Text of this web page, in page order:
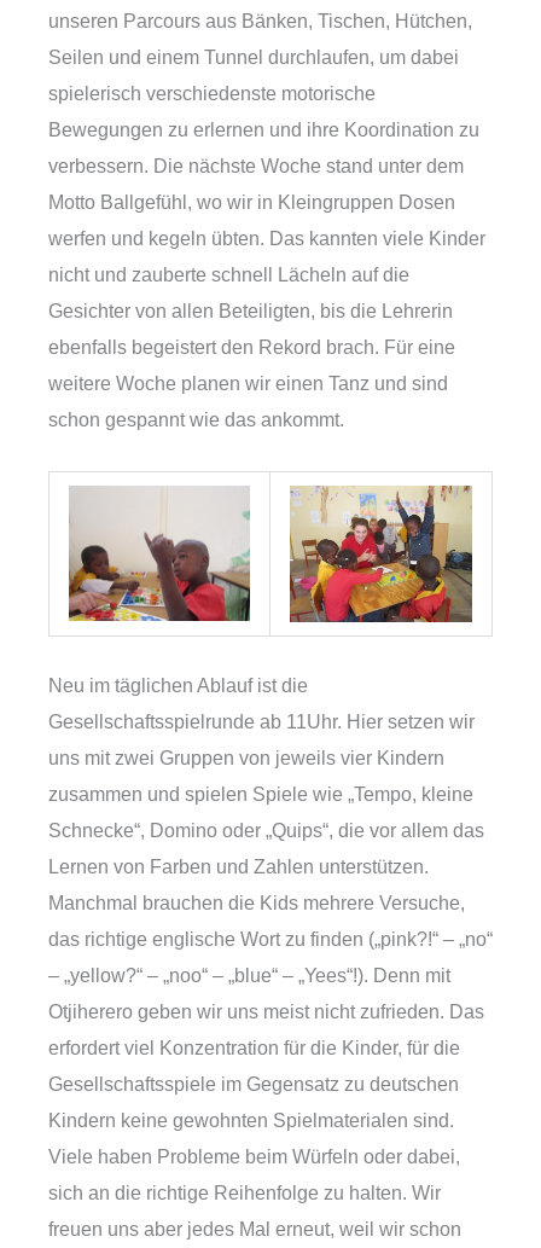
unseren Parcours aus Bänken, Tischen, Hütchen,
Seilen und einem Tunnel durchlaufen, um dabei
spielerisch verschiedenste motorische
Bewegungen zu erlernen und ihre Koordination zu
verbessern. Die nächste Woche stand unter dem
Motto Ballgefühl, wo wir in Kleingruppen Dosen
werfen und kegeln übten. Das kannten viele Kinder
nicht und zauberte schnell Lächeln auf die
Gesichter von allen Beteiligten, bis die Lehrerin
ebenfalls begeistert den Rekord brach. Für eine
weitere Woche planen wir einen Tanz und sind
schon gespannt wie das ankommt.
Neu im täglichen Ablauf ist die
Gesellschaftsspielrunde ab 11Uhr. Hier setzen wir
uns mit zwei Gruppen von jeweils vier Kindern
zusammen und spielen Spiele wie „Tempo, kleine
Schnecke“, Domino oder „Quips“, die vor allem das
Lernen von Farben und Zahlen unterstützen.
Manchmal brauchen die Kids mehrere Versuche,
das richtige englische Wort zu finden („pink?!“ – „no“
– „yellow?“ – „noo“ – „blue“ – „Yees“!). Denn mit
Otjiherero geben wir uns meist nicht zufrieden. Das
erfordert viel Konzentration für die Kinder, für die
Gesellschaftsspiele im Gegensatz zu deutschen
Kindern keine gewohnten Spielmaterialen sind.
Viele haben Probleme beim Würfeln oder dabei,
sich an die richtige Reihenfolge zu halten. Wir
freuen uns aber jedes Mal erneut, weil wir schon